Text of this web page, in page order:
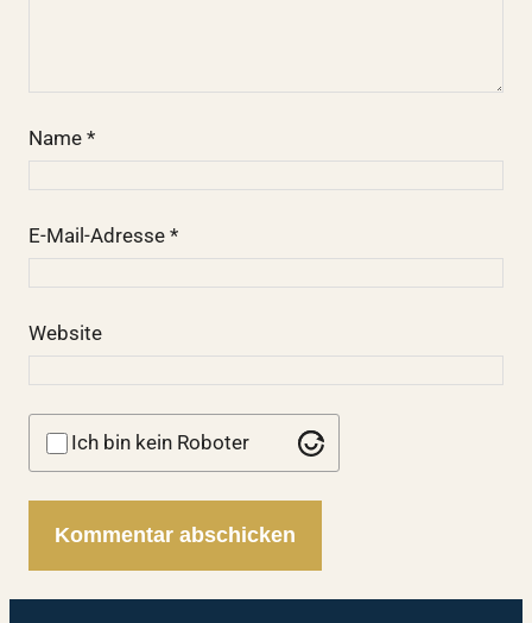
Name *
E-Mail-Adresse *
Website
Ich bin kein Roboter